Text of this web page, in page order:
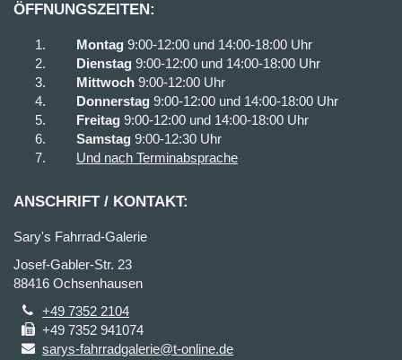
ÖFFNUNGSZEITEN:
Montag 9:00-12:00 und 14:00-18:00 Uhr
Dienstag 9:00-12:00 und 14:00-18:00 Uhr
Mittwoch 9:00-12:00 Uhr
Donnerstag 9:00-12:00 und 14:00-18:00 Uhr
Freitag 9:00-12:00 und 14:00-18:00 Uhr
Samstag 9:00-12:30 Uhr
Und nach Terminabsprache
ANSCHRIFT / KONTAKT:
Sary's Fahrrad-Galerie
Josef-Gabler-Str. 23
88416 Ochsenhausen
+49 7352 2104
+49 7352 941074
sarys-fahrradgalerie@t-online.de